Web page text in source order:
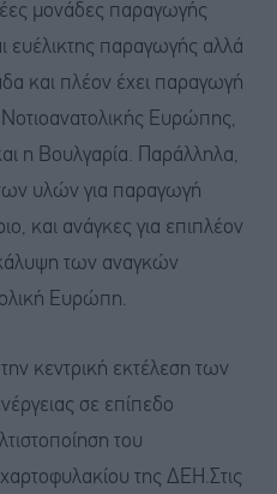
μονάδες παραγωγής
ευέλικτης παραγωγής αλλά
και πλέον έχει παραγωγή
Ευρώπης,
η Βουλγαρία. Παράλληλα,
υλών για παραγωγή
και ανάγκες για επιπλέον
κάλυψη των αναγκών
Ευρώπη.
κεντρική εκτέλεση των
σε επίπεδο
του
της ΔΕΗ.Στις